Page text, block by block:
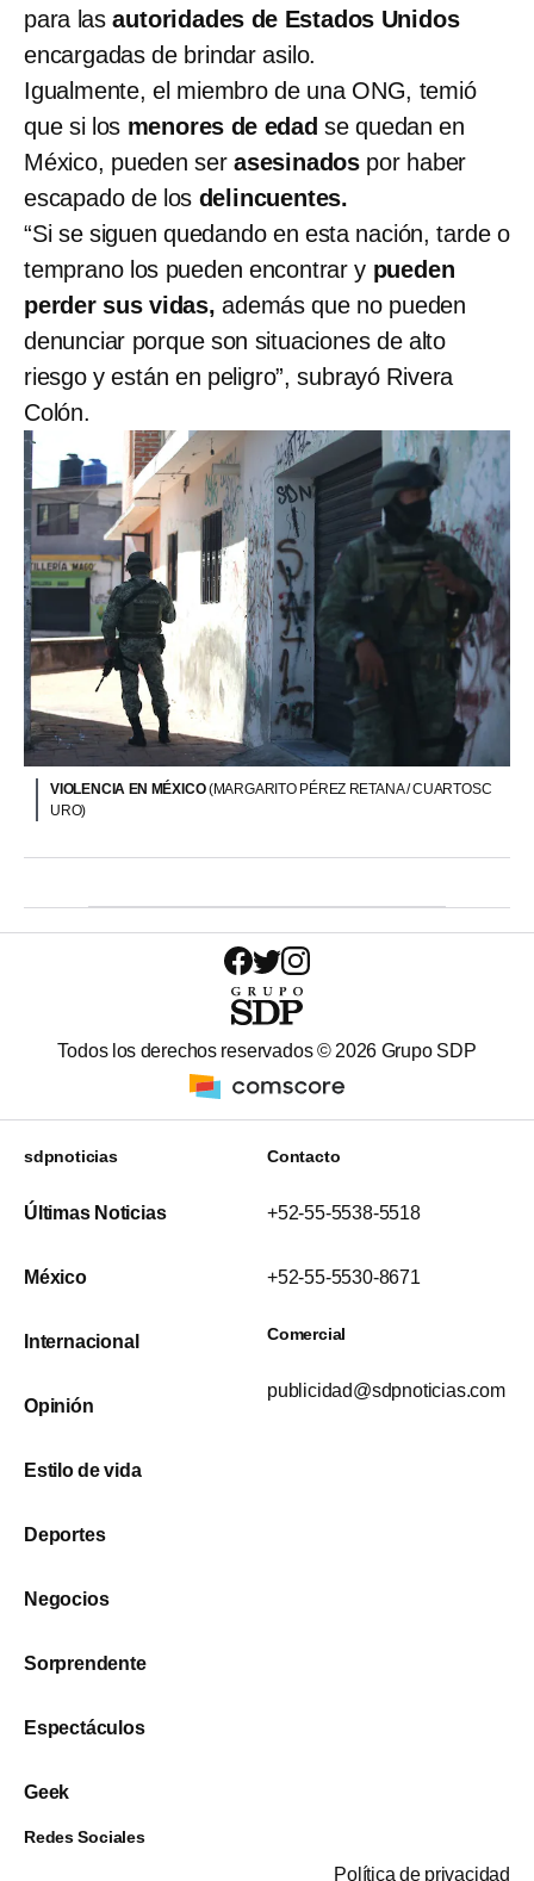
para las autoridades de Estados Unidos
encargadas de brindar asilo.
Igualmente, el miembro de una ONG, temió
que si los menores de edad se quedan en
México, pueden serasesinados por haber
escapado de los delincuentes.
“Si se siguen quedando en esta nación, tarde o
temprano los pueden encontrar y pueden
perder sus vidas, además que no pueden
denunciar porque son situaciones de alto
riesgo y están en peligro”, subrayó Rivera
Colón.
VIOLENCIA EN MÉXICO(MARGARITO PÉREZ RETANA / CUARTOSC
URO)
Todos los derechos reservados © 2026 Grupo SDP
sdpnoticias
Últimas Noticias
México
Internacional
Opinión
Estilo de vida
Deportes
Negocios
Sorprendente
Espectáculos
Geek
Contacto
+52-55-5538-5518
+52-55-5530-8671
Comercial
publicidad@sdpnoticias.com
Redes Sociales
Política de privacidad